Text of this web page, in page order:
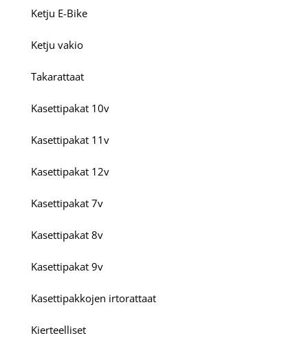
Ketju E-Bike
Ketju vakio
Takarattaat
Kasettipakat 10v
Kasettipakat 11v
Kasettipakat 12v
Kasettipakat 7v
Kasettipakat 8v
Kasettipakat 9v
Kasettipakkojen irtorattaat
Kierteelliset